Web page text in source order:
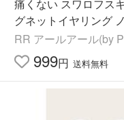
痛くない スワロフス
グネットイヤリング
アス メンズ レディー
け不要
RR アールアール(by
999円 送料無料